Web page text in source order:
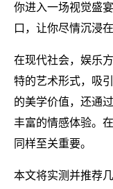
你进入一场视觉盛
口，让你尽情沉浸
在现代社会，娱乐
特的艺术形式，吸
的美学价值，还通
丰富的情感体验。
同样至关重要。
本文将实测并推荐